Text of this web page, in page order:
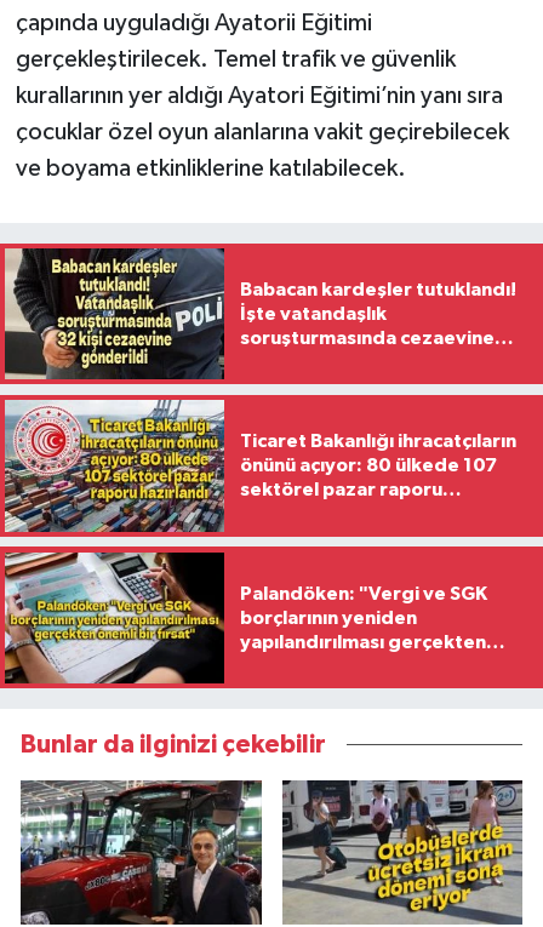
çapında uyguladığı Ayatorii Eğitimi
gerçekleştirilecek. Temel trafik ve güvenlik
kurallarının yer aldığı Ayatori Eğitimi’nin yanı sıra
çocuklar özel oyun alanlarına vakit geçirebilecek
ve boyama etkinliklerine katılabilecek.
Babacan kardeşler tutuklandı!
İşte vatandaşlık
soruşturmasında cezaevine
Ticaret Bakanlığı ihracatçıların
önünü açıyor: 80 ülkede 107
sektörel pazar raporu
Palandöken: "Vergi ve SGK
borçlarının yeniden
yapılandırılması gerçekten
Bunlar da ilginizi çekebilir